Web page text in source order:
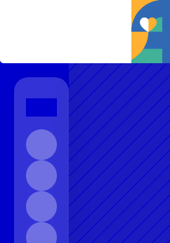
Sobre
Contato
Instagram